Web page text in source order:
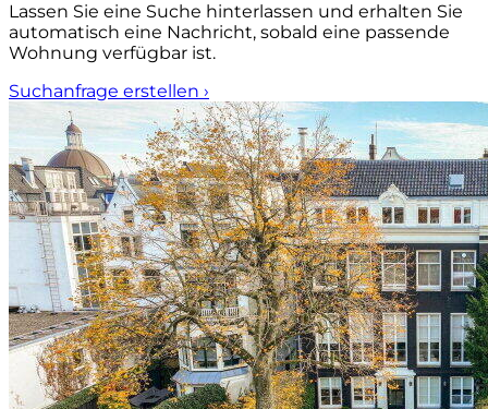
Lassen Sie eine Suche hinterlassen und erhalten Sie
automatisch eine Nachricht, sobald eine passende
Wohnung verfügbar ist.
Suchanfrage erstellen ›